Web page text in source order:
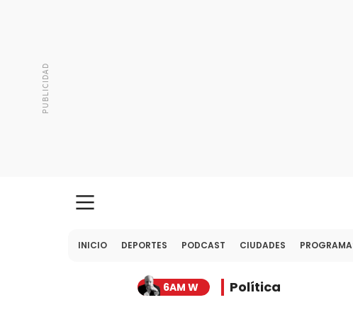
INICIO DEPORTES PODCAST CIUDADES
6AM W Política